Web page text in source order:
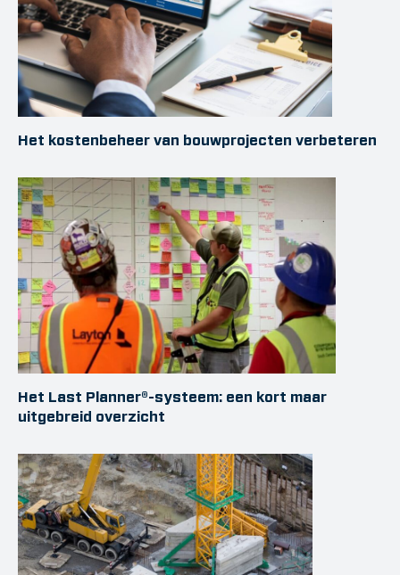
Het kostenbeheer van bouwprojecten verbeteren
Het Last Planner®-systeem: een kort maar
uitgebreid overzicht